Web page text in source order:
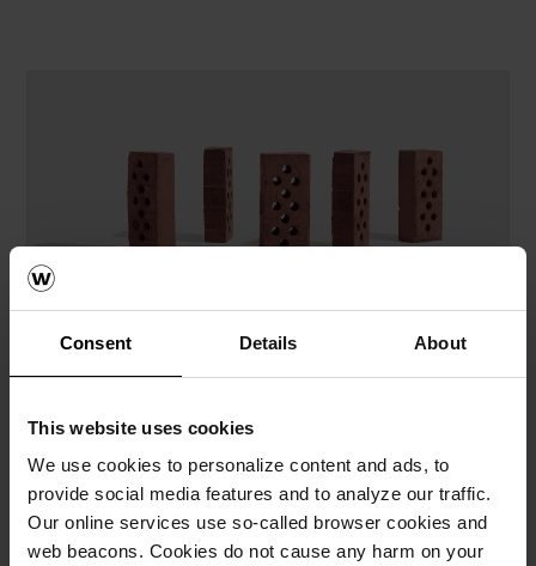
Consent Details About
This website uses cookies
We use cookies to personalize content and ads, to
provide social media features and to analyze our traffic.
Our online services use so-called browser cookies and
web beacons. Cookies do not cause any harm on your
CO2-sparende teglstein for fremtidens bygg
Vi har utviklet en CO2-sparende serie av
teglstein kalt LESS. Ved å redusere
materialforbruket med 15 % og brenne